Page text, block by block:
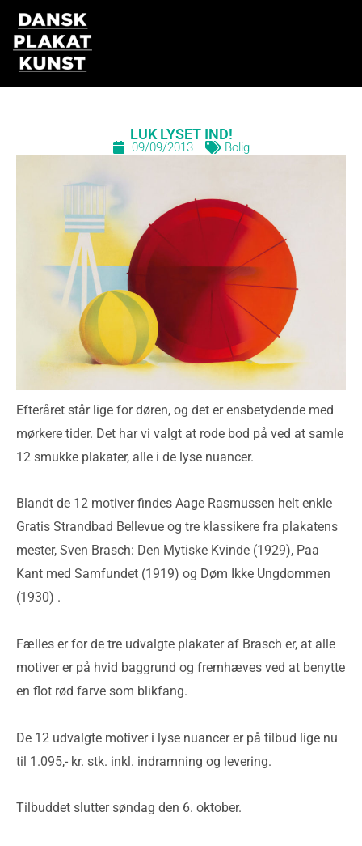
indholdet
LUK LYSET IND!
09/09/2013 Bolig
Efteråret står lige for døren, og det er ensbetydende med
mørkere tider. Det har vi valgt at rode bod på ved at samle
12 smukke plakater, alle i de lyse nuancer.
Blandt de 12 motiver findes Aage Rasmussen helt enkle
Gratis Strandbad Bellevue og tre klassikere fra plakatens
mester, Sven Brasch: Den Mytiske Kvinde (1929), Paa
Kant med Samfundet (1919) og Døm Ikke Ungdommen
(1930) .
Fælles er for de tre udvalgte plakater af Brasch er, at alle
motiver er på hvid baggrund og fremhæves ved at benytte
en flot rød farve som blikfang.
De 12 udvalgte motiver i lyse nuancer er på tilbud lige nu
til 1.095,- kr. stk. inkl. indramning og levering.
Tilbuddet slutter søndag den 6. oktober.